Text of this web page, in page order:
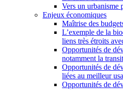
Vers un urbanisme
Enjeux économiques
Maîtrise des
L’exemple de la
liens très étroits
Opportunités de
notamment la
Opportunités de
liées au meilleur
Opportunités de